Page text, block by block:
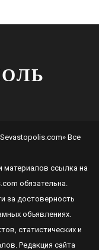
Все
материалов ссылка на
обязательна.
за достоверность
объявлениях.
статистических и
Редакция сайта